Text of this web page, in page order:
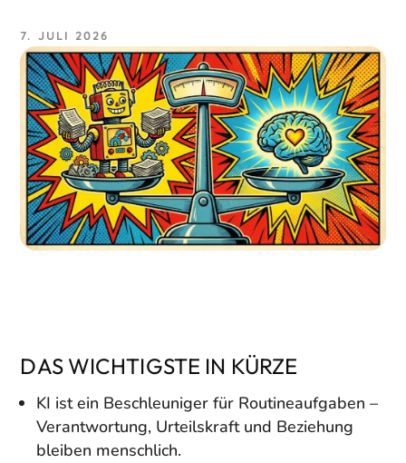
7. JULI 2026
DAS WICHTIGSTE IN KÜRZE
KI ist ein Beschleuniger für Routineaufgaben –
Verantwortung, Urteilskraft und Beziehung
bleiben menschlich.